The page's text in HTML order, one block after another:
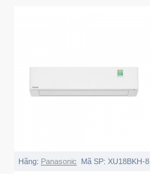
Hãng: Panasonic Mã SP: XU18BKH-8